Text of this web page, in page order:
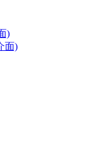
)
面)